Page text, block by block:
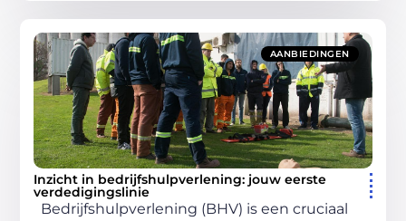
AANBIEDINGEN
Inzicht in bedrijfshulpverlening: jouw eerste
verdedigingslinie
Bedrijfshulpverlening (BHV) is een cruciaal